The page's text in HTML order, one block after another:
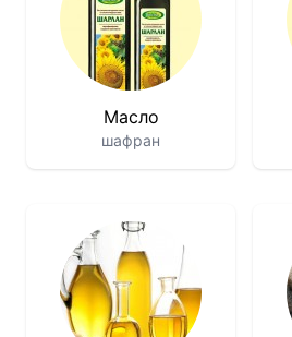
Масло
шафран